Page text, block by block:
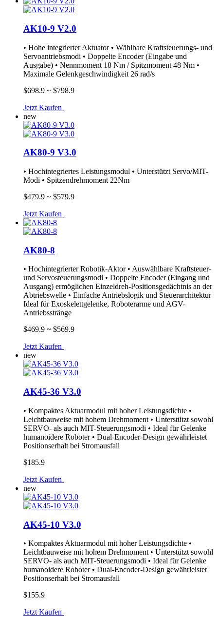
AK10-9 V2.0
• Hohe integrierter Aktuator • Wählbare Kraftsteuerungs- und
Servoantriebsmodi • Doppelte Encoder (Eingabe und
Ausgabe) • Nennmoment 18 Nm / Spitzmoment 48 Nm •
Maximale Gelenkgeschwindigkeit 26 rad/s
$698.9 ~ $798.9
Jetzt Kaufen
new
AK80-9 V3.0
• Hochintegriertes Leistungsmodul • Unterstützt Servo/MIT-
Modi • Spitzendrehmoment 22Nm
$479.9 ~ $579.9
Jetzt Kaufen
AK80-8
• Hochintegrierter Robotik-Aktor • Auswählbare Kraftsteuer-
und Servosteuerungsmodi • Doppelte Encoder (Eingang und
Ausgang) ermöglichen Einzeldreh-Positionsgedächtnis an der
Abtriebswelle • Einfache Antriebslogik und Steuerarchitektur
Ideal für Exoskelettgelenke, Roboterarme und AGV-
Antriebsstränge
$469.9 ~ $569.9
Jetzt Kaufen
new
AK45-36 V3.0
• Kompaktes Aktuarmodul mit hoher Leistungsdichte •
Leichtbauweise mit hohem Drehmoment • Unterstützt sowohl
SERVO- als auch MIT-Steuerungsmodi • Ideal für Gelenke
humanoidere Roboter • Dual-Encoder-Design gewährleistet
Positionserhalt bei Stromausfall
$185.9
Jetzt Kaufen
new
AK45-10 V3.0
• Kompaktes Aktuarmodul mit hoher Leistungsdichte •
Leichtbauweise mit hohem Drehmoment • Unterstützt sowohl
SERVO- als auch MIT-Steuerungsmodi • Ideal für Gelenke
humanoidere Roboter • Dual-Encoder-Design gewährleistet
Positionserhalt bei Stromausfall
$155.9
Jetzt Kaufen